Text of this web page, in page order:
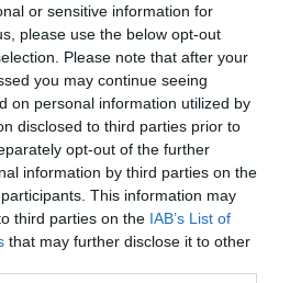
or sensitive information for
please use the below opt-out
Please note that after your
you may continue seeing
on personal information utilized by
disclosed to third parties prior to
opt-out of the further
information by third parties on the
This information may
third parties on the IAB’s List of
that may further disclose it to other
szeretteim
földműves
ég